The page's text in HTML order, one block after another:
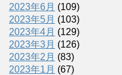
2023年6月 (109)
2023年5月 (103)
2023年4月 (129)
2023年3月 (126)
2023年2月 (83)
2023年1月 (67)